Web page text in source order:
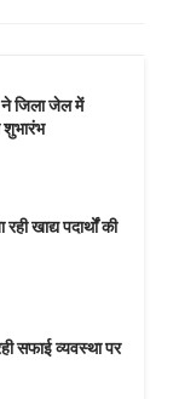
जिला जेल में
शुभारंभ
खाद्य पदार्थों की
सफाई व्यवस्था पर